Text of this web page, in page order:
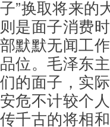
子”换取将来的
则是面子消费
部默默无闻工
品位。毛泽东
们的面子，实
安危不计较个
传千古的将相